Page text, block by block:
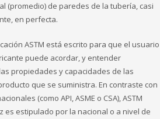
(promedio) de paredes de la tubería, casi
en perfecta.
ASTM está escrito para que el usuario
puede acordar, y entender
propiedades y capacidades de las
que se suministra. En contraste con
(como API, ASME o CSA), ASTM
es estipulado por la nacional o a nivel de